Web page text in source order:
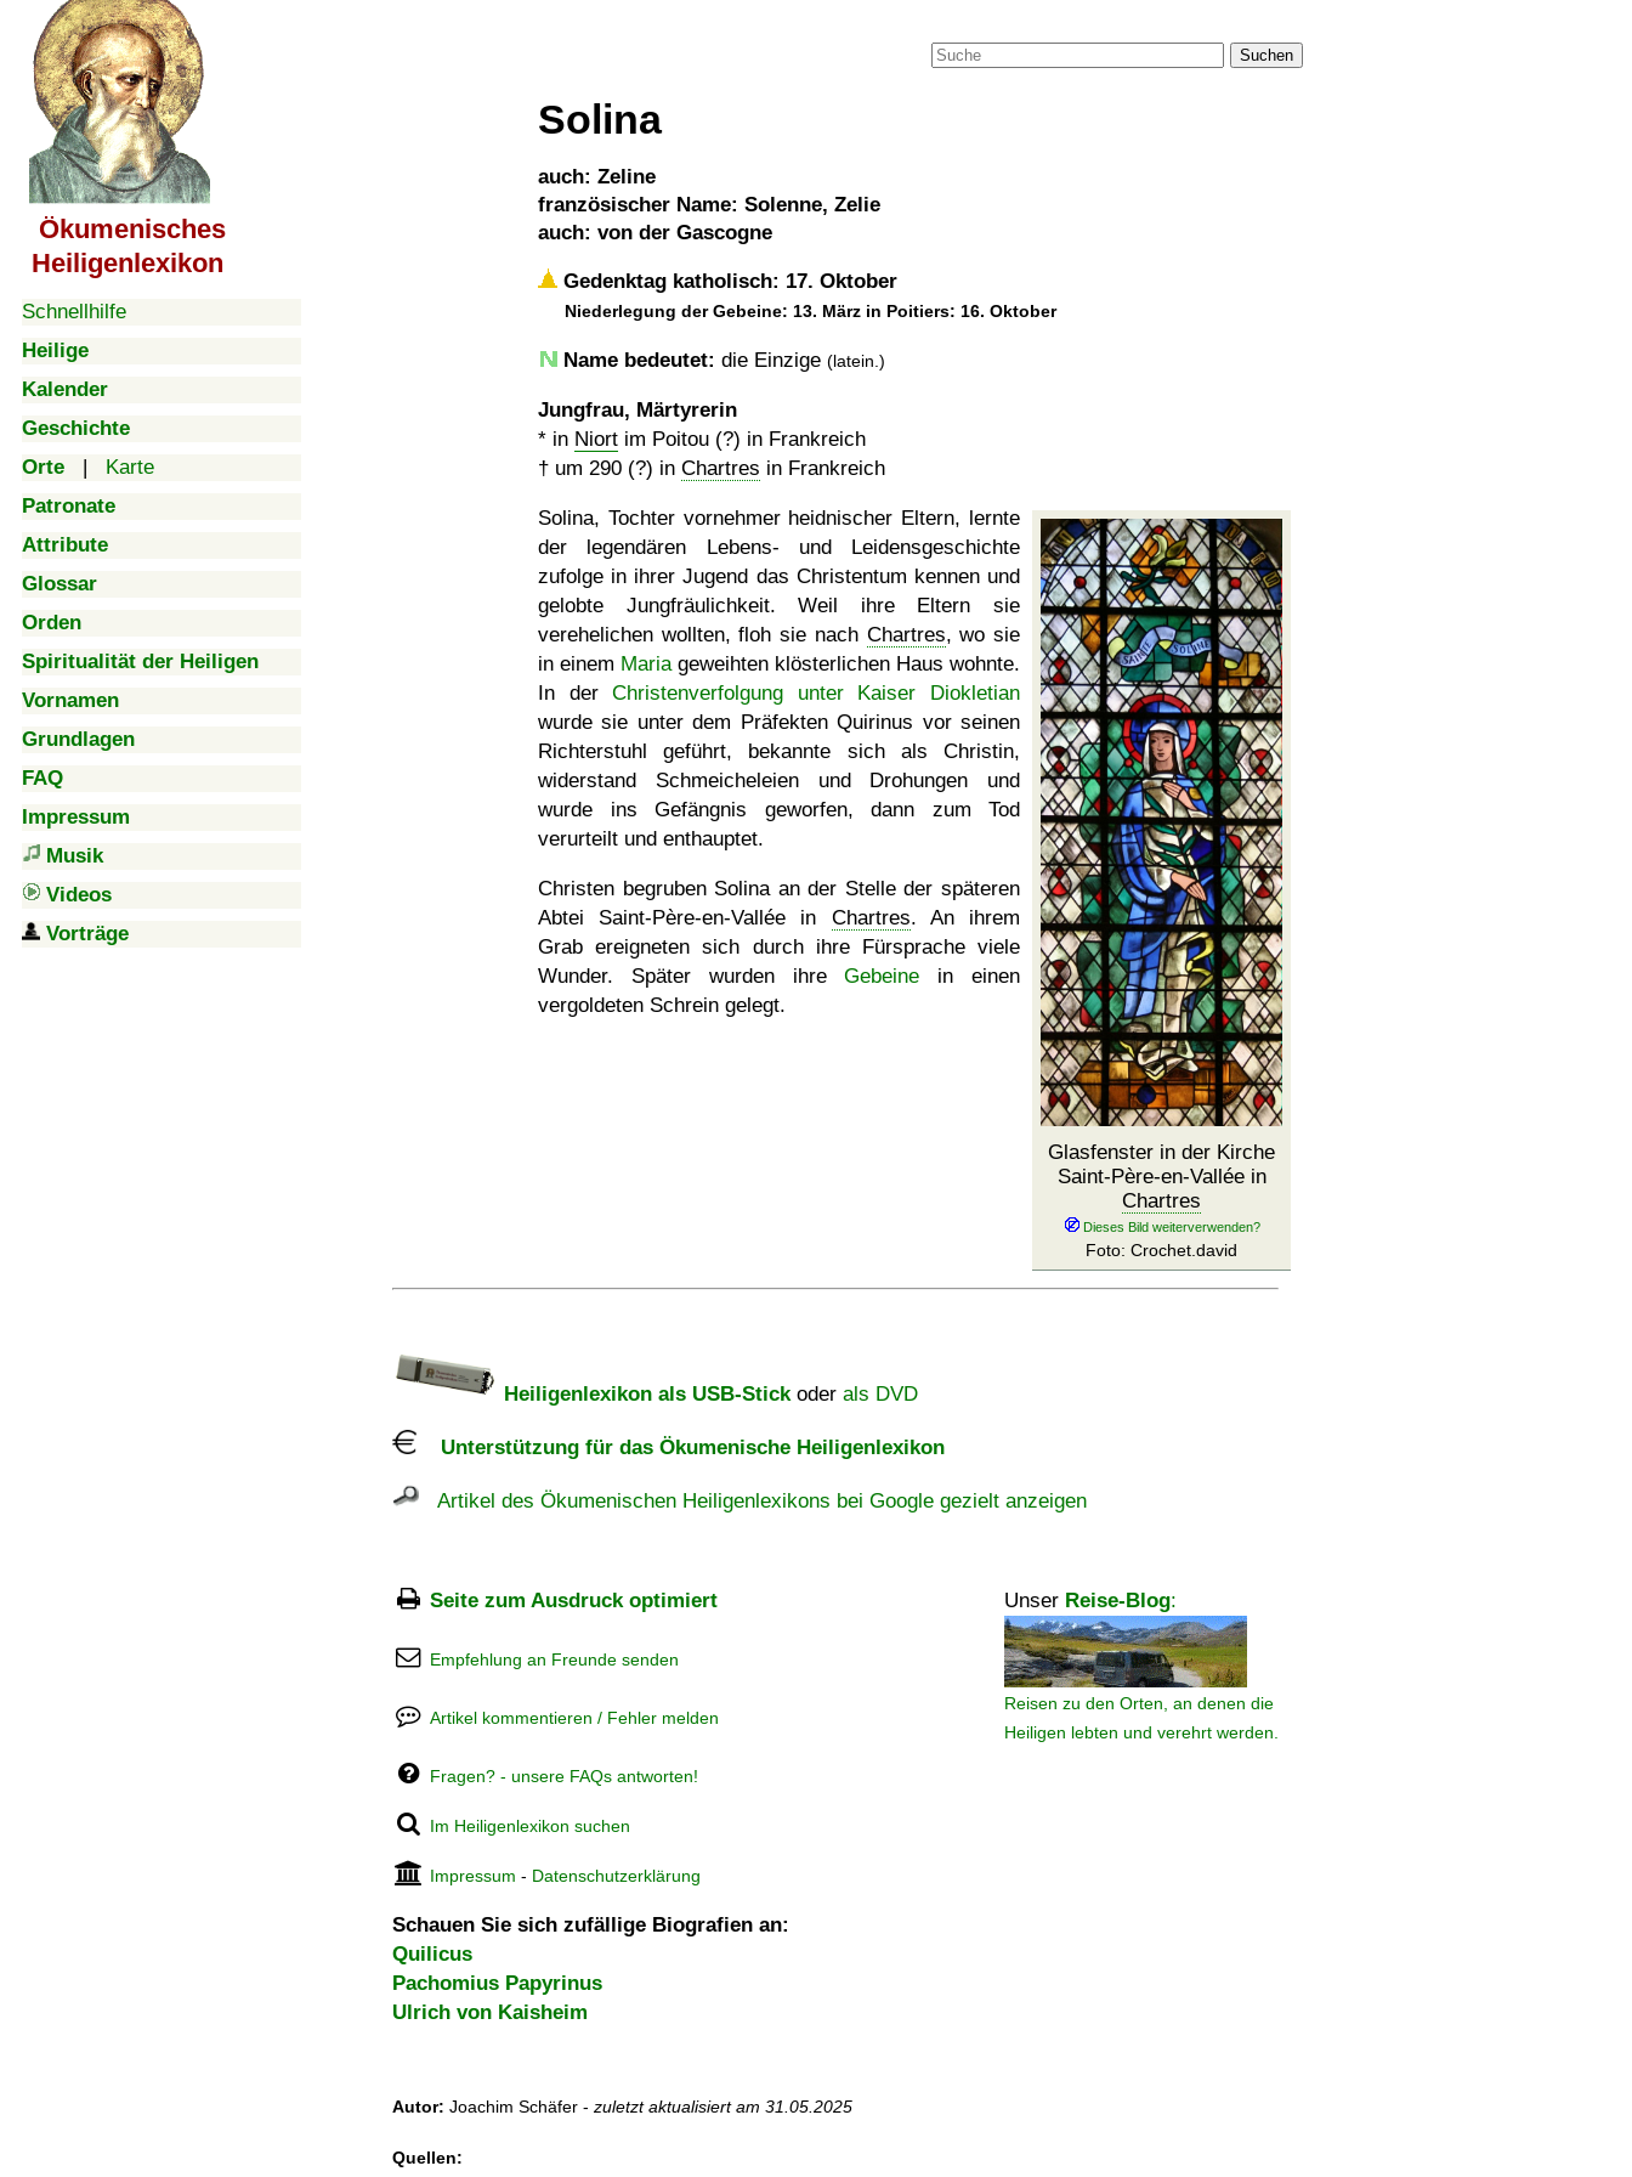
Ökumenisches
Heiligenlexikon
Schnellhilfe
Heilige
Kalender
Geschichte
Orte | Karte
Patronate
Attribute
Glossar
Orden
Spiritualität der Heiligen
Vornamen
Grundlagen
FAQ
Impressum
Musik
Videos
Vorträge
Suchen
Solina
auch: Zeline
französischer Name: Solenne, Zelie
auch: von der Gascogne
Gedenktag katholisch: 17. Oktober
Niederlegung der Gebeine: 13. März in Poitiers: 16. Oktober
Name bedeutet: die Einzige (latein.)
Jungfrau, Märtyrerin
* in Niort im Poitou (?) in Frankreich
† um 290 (?) in Chartres in Frankreich
Glasfenster in der Kirche
Saint-Père-en-Vallée in
Chartres
Foto: Crochet.david
Solina, Tochter vornehmer heidnischer Eltern, lernte
der legendären Lebens- und Leidensgeschichte
zufolge in ihrer Jugend das Christentum kennen und
gelobte Jungfräulichkeit. Weil ihre Eltern sie
verehelichen wollten, floh sie nach Chartres, wo sie
in einem Mariageweihten klösterlichen Haus wohnte.
In derChristenverfolgung unter Kaiser Diokletian
wurde sie unter dem Präfekten Quirinus vor seinen
Richterstuhl geführt, bekannte sich als Christin,
widerstand Schmeicheleien und Drohungen und
wurde ins Gefängnis geworfen, dann zum Tod
verurteilt und enthauptet.
Christen begruben Solina an der Stelle der späteren
Abtei Saint-Père-en-Vallée in Chartres. An ihrem
Grab ereigneten sich durch ihre Fürsprache viele
Wunder. Später wurden ihreGebeine in einen
vergoldeten Schrein gelegt.
Heiligenlexikon als USB-Stickoder als DVD
Unterstützung für das Ökumenische Heiligenlexikon
Artikel des Ökumenischen Heiligenlexikons bei Google gezielt anzeigen
Seite zum Ausdruck optimiert Unser Reise-Blog:
Reisen zu den Orten, an denen die
Heiligen lebten und verehrt werden.
Empfehlung an Freunde senden
Artikel kommentieren / Fehler melden
Fragen? - unsere FAQs antworten!
Im Heiligenlexikon suchen
Impressum - Datenschutzerklärung
Schauen Sie sich zufällige Biografien an:
Quilicus
Pachomius Papyrinus
Ulrich von Kaisheim
Autor: Joachim Schäfer - zuletzt aktualisiert am 31.05.2025
Quellen: